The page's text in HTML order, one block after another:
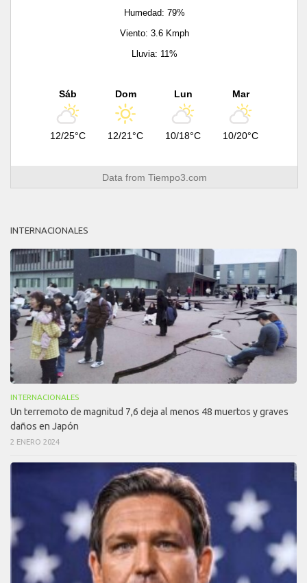
Humedad: 79%
Viento: 3.6 Kmph
Lluvia: 11%
Sáb
12/25°C
Dom
12/21°C
Lun
10/18°C
Mar
10/20°C
Data from Tiempo3.com
INTERNACIONALES
INTERNACIONALES
Un terremoto de magnitud 7,6 deja al menos 48 muertos y graves
daños en Japón
2 ENERO 2024